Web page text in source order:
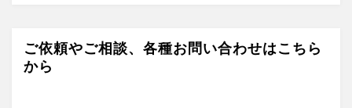
k
ご依頼やご相談、各種お問い合わせはこちら
から